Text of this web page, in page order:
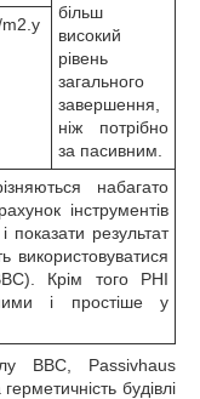
більш
високий
рівень
загального
завершення,
ніж потрібно
за пасивним.
набагато
інструментів
показати результат
використовуватися
Крім того PHI
і простіше у
BBC, Passivhaus
будівлі